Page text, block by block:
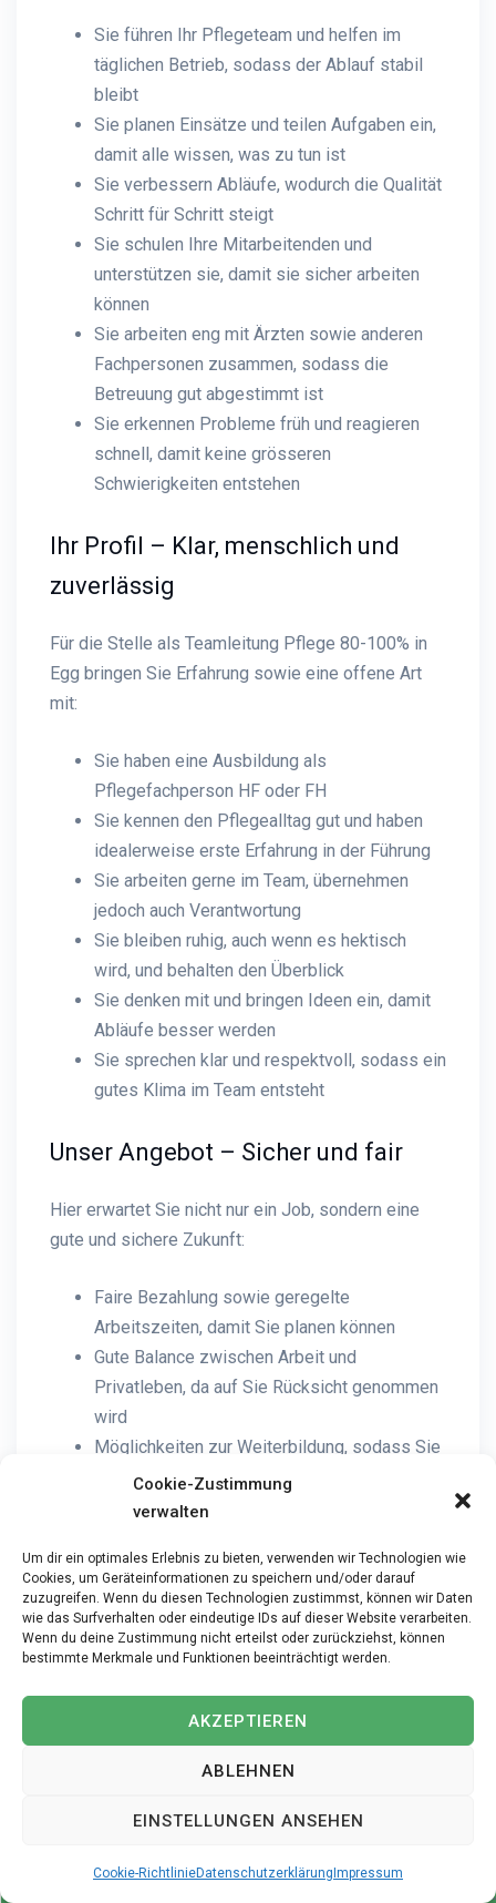
Cookie-Zustimmung
verwalten
Um dir ein optimales Erlebnis zu bieten, verwenden wir Technologien wie
Cookies, um Geräteinformationen zu speichern und/oder darauf
zuzugreifen. Wenn du diesen Technologien zustimmst, können wir Daten
wie das Surfverhalten oder eindeutige IDs auf dieser Website verarbeiten.
Wenn du deine Zustimmung nicht erteilst oder zurückziehst, können
bestimmte Merkmale und Funktionen beeinträchtigt werden.
AKZEPTIEREN
ABLEHNEN
EINSTELLUNGEN ANSEHEN
Cookie-RichtlinieDatenschutzerklärung Impressum
Sie führen Ihr Pflegeteam und helfen im
täglichen Betrieb, sodass der Ablauf stabil
bleibt
Sie planen Einsätze und teilen Aufgaben ein,
damit alle wissen, was zu tun ist
Sie verbessern Abläufe, wodurch die Qualität
Schritt für Schritt steigt
Sie schulen Ihre Mitarbeitenden und
unterstützen sie, damit sie sicher arbeiten
können
Sie arbeiten eng mit Ärzten sowie anderen
Fachpersonen zusammen, sodass die
Betreuung gut abgestimmt ist
Sie erkennen Probleme früh und reagieren
schnell, damit keine grösseren
Schwierigkeiten entstehen
Ihr Profil – Klar, menschlich und
zuverlässig
Für die Stelle als Teamleitung Pflege 80-100% in
Egg bringen Sie Erfahrung sowie eine offene Art
mit:
Sie haben eine Ausbildung als
Pflegefachperson HF oder FH
Sie kennen den Pflegealltag gut und haben
idealerweise erste Erfahrung in der Führung
Sie arbeiten gerne im Team, übernehmen
jedoch auch Verantwortung
Sie bleiben ruhig, auch wenn es hektisch
wird, und behalten den Überblick
Sie denken mit und bringen Ideen ein, damit
Abläufe besser werden
Sie sprechen klar und respektvoll, sodass ein
gutes Klima im Team entsteht
Unser Angebot – Sicher und fair
Hier erwartet Sie nicht nur ein Job, sondern eine
gute und sichere Zukunft:
Faire Bezahlung sowie geregelte
Arbeitszeiten, damit Sie planen können
Gute Balance zwischen Arbeit und
Privatleben, da auf Sie Rücksicht genommen
wird
Möglichkeiten zur Weiterbildung, sodass Sie
sich entwickeln können
Modernes Umfeld mit klaren Abläufen, damit
Ein Team, das offen ist und zusammenhält,
sodass Sie sich wohlfühlen
Interesse geweckt? Bewerben Sie sich jetzt!
Ihr MediPersonal Team
Personalexpertein/in
E-Mail: info@med-ipersonal.ch